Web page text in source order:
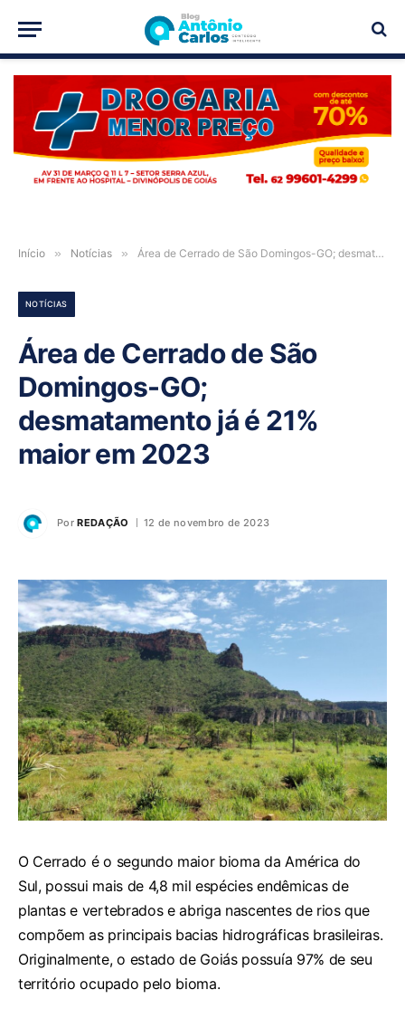
PUBLICIDADE
Início » Notícias » Área de Cerrado de São Domingos-GO; desmatamento já é 21% maior em 2023
NOTÍCIAS
Área de Cerrado de São
Domingos-GO;
desmatamento já é 21%
maior em 2023
Por REDAÇÃO 12 de novembro de 2023
O Cerrado é o segundo maior bioma da América do
Sul, possui mais de 4,8 mil espécies endêmicas de
plantas e vertebrados e abriga nascentes de rios que
compõem as principais bacias hidrográficas brasileiras.
Originalmente, o estado de Goiás possuía 97% de seu
território ocupado pelo bioma.